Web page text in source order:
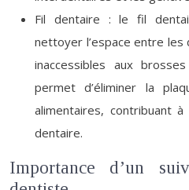
Fil dentaire : le fil
nettoyer l’espace entre
inaccessibles aux
permet d’éliminer la
alimentaires, contribuant
dentaire.
Importance d’un